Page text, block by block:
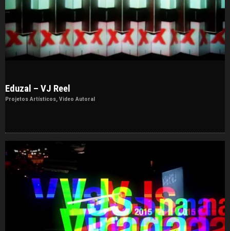
Eduzal – VJ Reel
Projetos Artísticos Video Autoral